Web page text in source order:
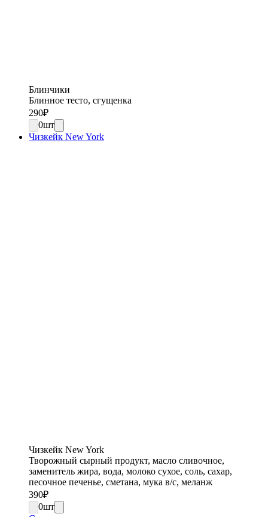
Блинчики
Блинное тесто, сгущенка
290₽
0шт
Чизкейк New York
Чизкейк New York
Творожный сырный продукт, масло сливочное,
заменитель жира, вода, молоко сухое, соль, сахар,
песочное печенье, сметана, мука в/с, меланж
390₽
0шт